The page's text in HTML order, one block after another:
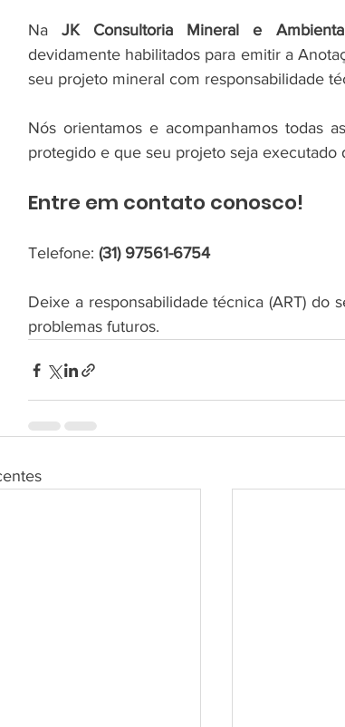
Na JK Consultoria Mineral e
devidamente habilitados para emitir a
seu projeto mineral com responsabilidade
Nós orientamos e acompanhamos todas
protegido e que seu projeto seja executado
Entre em contato conosco!
Telefone: (31) 97561-6754
Deixe a responsabilidade técnica (ART)
problemas futuros.